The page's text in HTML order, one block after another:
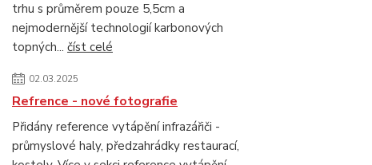
trhu s průměrem pouze 5,5cm a
nejmodernější technologií karbonových
topných... číst celé
02.03.2025
Refrence - nové fotografie
Přidány reference vytápění infrazářiči -
průmyslové haly, předzahrádky restaurací,